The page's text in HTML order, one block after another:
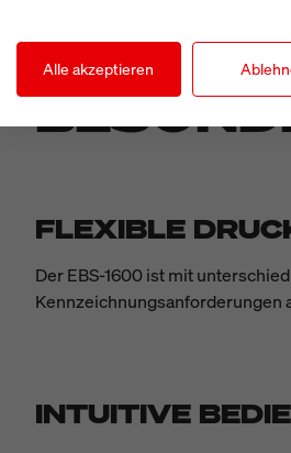
FLEXIBLE
Der EBS-1600 ist mit
Kennzeichnungsanforderungen
INTUITIVE
Alle akzeptieren